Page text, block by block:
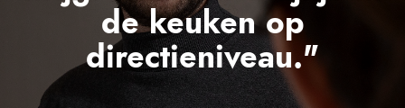
Assessment Centers
Governance Services
Branches en sectoren
de keuken op
directieniveau."